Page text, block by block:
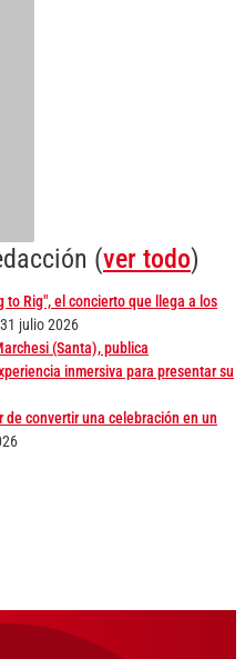
(ver todo)
to Rig", el concierto que llega a los
julio 2026
(Santa), publica
inmersiva para presentar su
convertir una celebración en un